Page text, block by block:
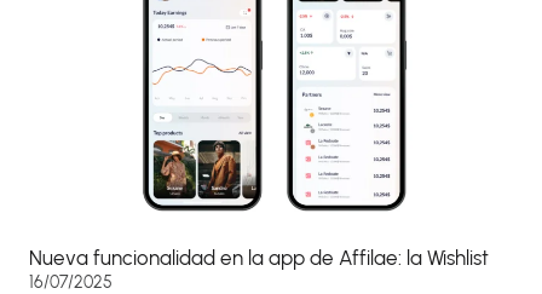
Nueva funcionalidad en la app de Affilae: la Wishlist
16/07/2025